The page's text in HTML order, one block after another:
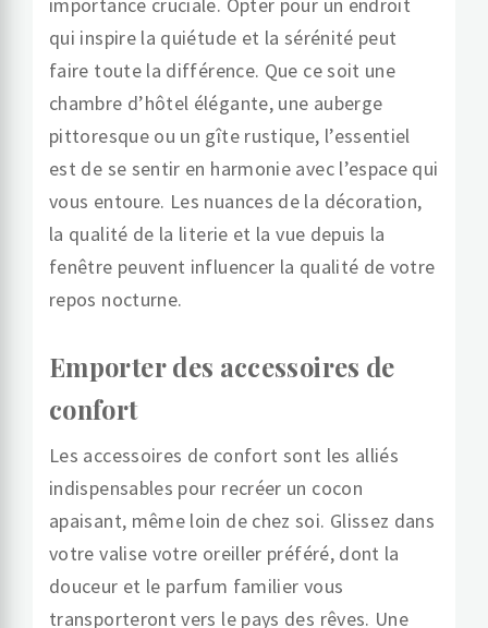
qui inspire la quiétude et la sérénité peut
faire toute la différence. Que ce soit une
chambre d’hôtel élégante, une auberge
pittoresque ou un gîte rustique, l’essentiel
est de se sentir en harmonie avec l’espace qui
vous entoure. Les nuances de la décoration,
la qualité de la literie et la vue depuis la
fenêtre peuvent influencer la qualité de votre
repos nocturne.
Emporter des accessoires de
confort
Les accessoires de confort sont les alliés
indispensables pour recréer un cocon
apaisant, même loin de chez soi. Glissez dans
votre valise votre oreiller préféré, dont la
douceur et le parfum familier vous
transporteront vers le pays des rêves. Une